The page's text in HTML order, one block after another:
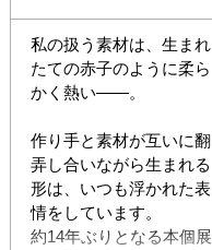
私の扱う素材は、生まれ
たての赤子のように柔ら
かく熱い――。
作り手と素材が互いに翻
弄し合いながら生まれる
形は、いつも浮かれた表
情をしています。
約14年ぶりとなる本個展